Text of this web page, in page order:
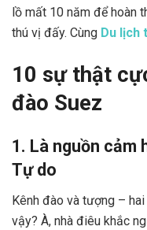
lồ mất 10 năm để hoàn
thú vị đấy. Cùng Du lịch
10 sự thật
đào Suez
1. Là nguồn cảm
Tự do
Kênh đào và tượng –
vậy? À, nhà điêu khắc